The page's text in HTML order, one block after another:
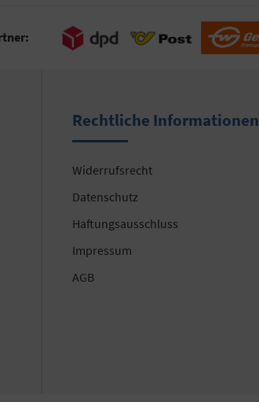
Rechtliche Informationen
Widerrufsrecht
Datenschutz
Haftungsausschluss
Impressum
AGB